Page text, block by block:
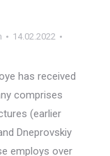
14.02.2022
has received
comprises
(earlier
Dneprovskiy
employs over